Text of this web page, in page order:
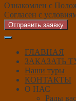
Ознакомлен с
Согласен с
Отправить заявку
ГЛАВНАЯ
ЗАКАЗАТЬ
Наши туры
КОНТАКТЫ
О НАС
Рады